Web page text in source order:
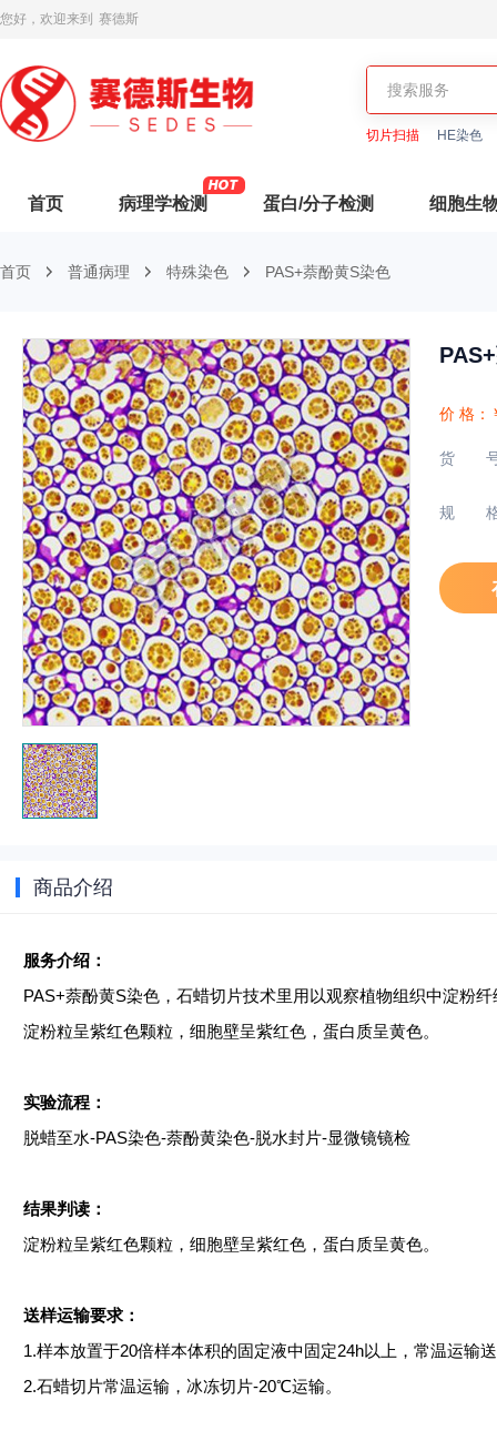
您好，欢迎来到 赛德斯
切片扫描 HE染色
首页 病理学检测 蛋白/分子检测 细胞生
首页 普通病理 特殊染色 PAS+萘酚黄S染色
价 格：
货
规
商品介绍
服务介绍：
PAS+萘酚黄S染色，石蜡切片技术里用以观察植物组织中淀粉
淀粉粒呈紫红色颗粒，细胞壁呈紫红色，蛋白质呈黄色。
实验流程：
脱蜡至水-PAS染色-萘酚黄染色-脱水封片-显微镜镜检
结果判读：
淀粉粒呈紫红色颗粒，细胞壁呈紫红色，蛋白质呈黄色。
送样运输要求：
1.样本放置于20倍样本体积的固定液中固定24h以上，常温运输
2.石蜡切片常温运输，冰冻切片-20℃运输。